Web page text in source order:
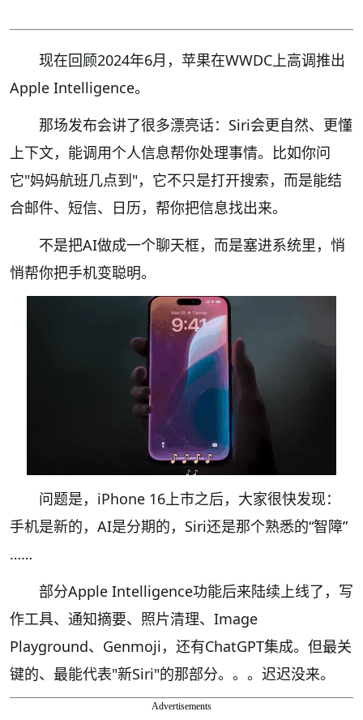
现在回顾2024年6月，苹果在WWDC上高调推出
Apple Intelligence。
那场发布会讲了很多漂亮话：Siri会更自然、更懂
上下文，能调用个人信息帮你处理事情。比如你问
它"妈妈航班几点到"，它不只是打开搜索，而是能结
合邮件、短信、日历，帮你把信息找出来。
不是把AI做成一个聊天框，而是塞进系统里，悄
悄帮你把手机变聪明。
问题是，iPhone 16上市之后，大家很快发现：
手机是新的，AI是分期的，Siri还是那个熟悉的“智障”
……
部分Apple Intelligence功能后来陆续上线了，写
作工具、通知摘要、照片清理、Image
Playground、Genmoji，还有ChatGPT集成。但最关
键的、最能代表"新Siri"的那部分。。。迟迟没来。
Advertisements